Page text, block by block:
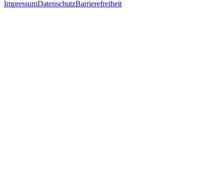
ImpressumDatenschutzBarrierefreiheit